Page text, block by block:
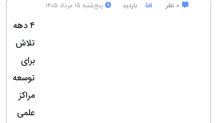
پنج‌شنبه ۱۵ مرداد ۱۴۰۵ بازدید
۴ دهه
تلاش
برای
توسعه
مراکز
علمی